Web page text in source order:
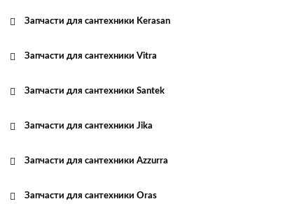
Запчасти для сантехники Kerasan
Запчасти для сантехники Vitra
Запчасти для сантехники Santek
Запчасти для сантехники Jika
Запчасти для сантехники Azzurra
Запчасти для сантехники Oras